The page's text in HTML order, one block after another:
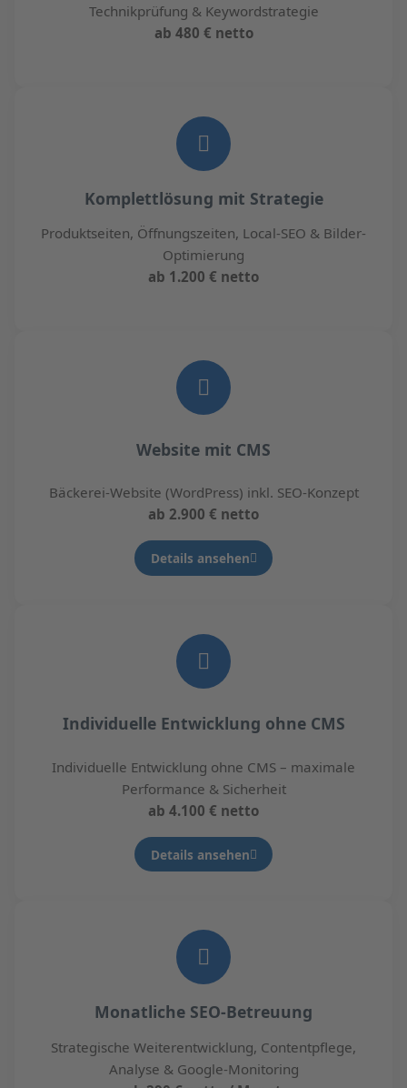
Technikprüfung & Keywordstrategie
ab 480 € netto
Komplettlösung mit Strategie
Produktseiten, Öffnungszeiten, Local-SEO & Bilder-
Optimierung
ab 1.200 € netto
Website mit CMS
Bäckerei-Website (WordPress) inkl. SEO-Konzept
ab 2.900 € netto
Details ansehen
Individuelle Entwicklung ohne CMS
Individuelle Entwicklung ohne CMS – maximale
Performance & Sicherheit
ab 4.100 € netto
Details ansehen
Monatliche SEO-Betreuung
Strategische Weiterentwicklung, Contentpflege,
Analyse & Google-Monitoring